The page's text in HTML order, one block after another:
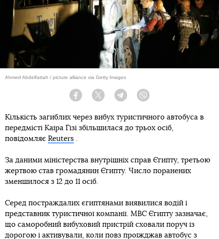
Ahmed Abdelfattah / picture alliance via Getty Images
Facebook Twitter Telegram
Кількість загиблих через вибух туристичного автобуса в
передмісті Каїра Гізі збільшилася до трьох осіб,
повідомляє Reuters
За даними міністерства внутрішніх справ Єгипту, третьою
жертвою став громадянин Єгипту. Число поранених
зменшилося з 12 до 11 осіб.
Серед постраждалих єгиптянами виявилися водій і
представник туристичної компанії. МВС Єгипту зазначає,
що саморобний вибуховий пристрій сховали поруч із
дорогою і активували, коли повз проїжджав автобус з